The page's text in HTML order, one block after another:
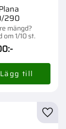
290
mängd?
om 1/10 st.
:-